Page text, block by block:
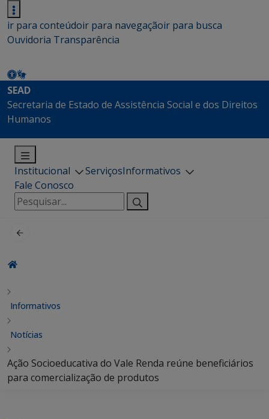
ir para conteúdoir para navegaçãoir para busca
Ouvidoria Transparência
SEAD
Secretaria de Estado de Assistência Social e dos Direitos
Humanos
Institucional ServiçosInformativos
Fale Conosco
Pesquisar
por:
Informativos
Notícias
Ação Socioeducativa do Vale Renda reúne beneficiários
para comercialização de produtos